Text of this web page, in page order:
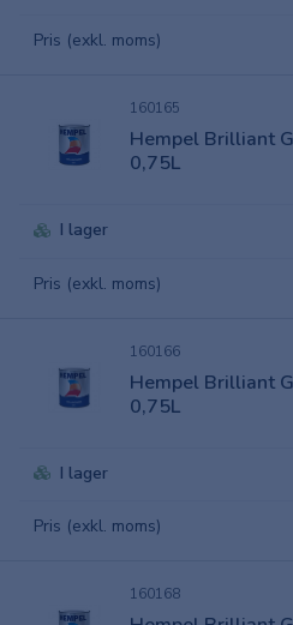
Pris (exkl. moms)
160165
Hempel Brilliant
0,75L
I lager
Pris (exkl. moms)
160166
Hempel Brilliant
0,75L
I lager
Pris (exkl. moms)
160168